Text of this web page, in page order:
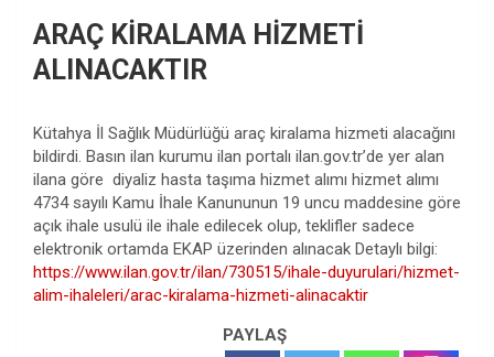
ARAÇ KİRALAMA HİZMETİ
ALINACAKTIR
Kütahya İl Sağlık Müdürlüğü araç kiralama hizmeti alacağını
bildirdi. Basın ilan kurumu ilan portalı ilan.gov.tr’de yer alan
ilana göre diyaliz hasta taşıma hizmet alımı hizmet alımı
4734 sayılı Kamu İhale Kanununun 19 uncu maddesine göre
açık ihale usulü ile ihale edilecek olup, teklifler sadece
elektronik ortamda EKAP üzerinden alınacak Detaylı bilgi:
https://www.ilan.gov.tr/ilan/730515/ihale-duyurulari/hizmet-
alim-ihaleleri/arac-kiralama-hizmeti-alinacaktir
PAYLAŞ